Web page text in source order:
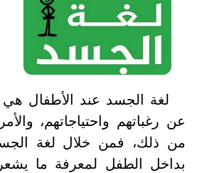
لغة الجسد عند الأطفال هي
عن رغباتهم واحتياجاتهم،
من ذلك، فمن خلال لغة
بداخل الطفل لمعرفة ما يشعر